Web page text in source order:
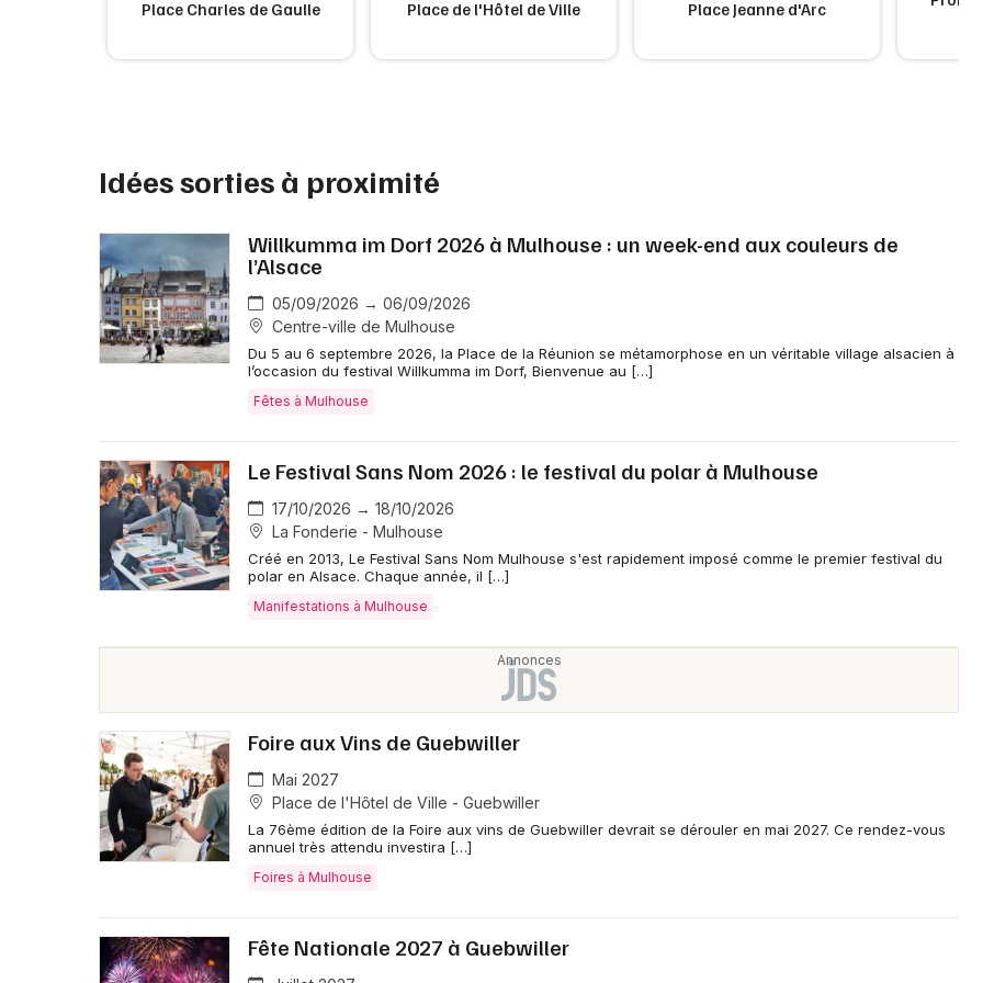
Place Charles de Gaulle Place de l'Hôtel de Ville Place Jeanne d'Arc
Idées sorties à proximité
Willkumma im Dorf 2026 à Mulhouse : un week-end aux couleurs de
l’Alsace
05/09/2026 → 06/09/2026
Centre-ville de Mulhouse
Du 5 au 6 septembre 2026, la Place de la Réunion se métamorphose en un véritable village alsacien à
l’occasion du festival Willkumma im Dorf, Bienvenue au […]
Fêtes à Mulhouse
Le Festival Sans Nom 2026 : le festival du polar à Mulhouse
17/10/2026 → 18/10/2026
La Fonderie - Mulhouse
Créé en 2013, Le Festival Sans Nom Mulhouse s'est rapidement imposé comme le premier festival du
polar en Alsace. Chaque année, il […]
Manifestations à Mulhouse
Foire aux Vins de Guebwiller
Mai 2027
Place de l'Hôtel de Ville - Guebwiller
La 76ème édition de la Foire aux vins de Guebwiller devrait se dérouler en mai 2027. Ce rendez-vous
annuel très attendu investira […]
Foires à Mulhouse
Fête Nationale 2027 à Guebwiller